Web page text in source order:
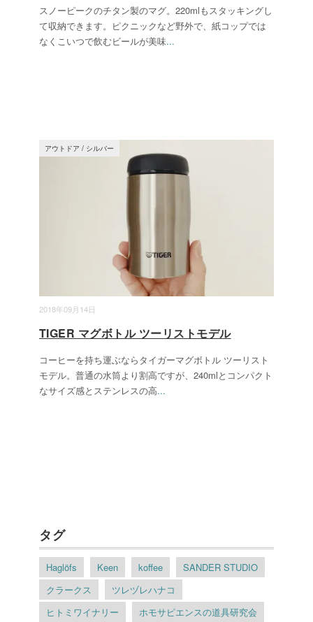
スノーピークのチタン製のマグ。220mlもスタッキングし
て収納できます。ピクニックなど野外で、紙コップでは
なくこいつで飲むビールが美味...
2018年09月14日
アウトドア / シルバー
TIGER マグボトル ツーリストモデル
コーヒーを持ち運ぶならタイガーマグボトル ツーリスト
モデル。普通の水筒より割高ですが、240mlとコンパクト
なサイズ感とステンレスの高...
タグ
Haglöfs Keen koffee
SANDER STUDIO
クラークス
ツレヅレハナコ
ヒトミワイナリー
ホモサピエンスの道具研究会